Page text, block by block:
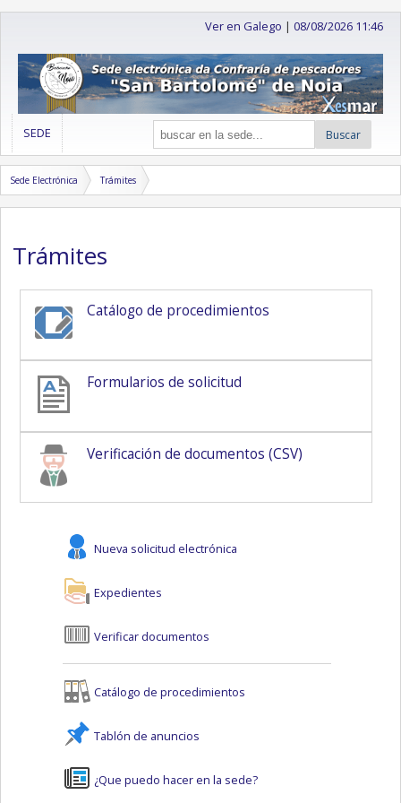
Ver en Galego |08/08/2026 11:46
SEDE Buscar
Sede Electrónica Trámites
Trámites
Catálogo de procedimientos
Formularios de solicitud
Verificación de documentos (CSV)
Nueva solicitud electrónica
Expedientes
Verificar documentos
Catálogo de procedimientos
Tablón de anuncios
¿Que puedo hacer en la sede?